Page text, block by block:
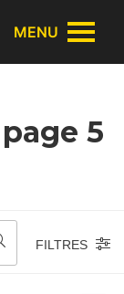
MENU
5
FILTRES